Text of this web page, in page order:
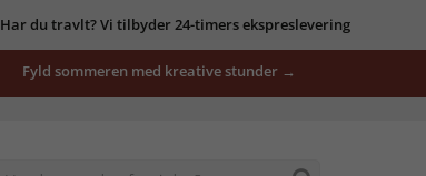
Har du travlt? Vi tilbyder 24-timers ekspreslevering
Fyld sommeren med kreative stunder →